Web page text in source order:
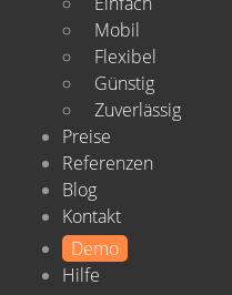
Mobil
Flexibel
Günstig
Zuverlässig
Preise
Referenzen
Blog
Kontakt
Demo
Hilfe